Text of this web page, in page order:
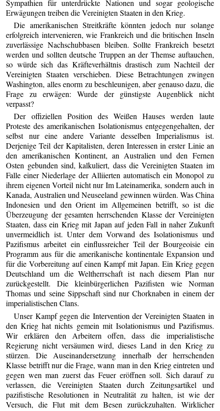
Sympathien für unterdrückte Nationen und sogar geologische
Erwägungen treiben die Vereinigten Staaten in den Krieg.
Die amerikanischen Streitkräfte könnten jedoch nur solange
erfolgreich intervenieren, wie Frankreich und die britischen Inseln
zuverlässige Nachschubbasen bleiben. Sollte Frankreich besetzt
werden und sollten deutsche Truppen an der Themse auftauchen,
so würde sich das Kräfteverhältnis drastisch zum Nachteil der
Vereinigten Staaten verschieben. Diese Betrachtungen zwingen
Washington, alles enorm zu beschleunigen, aber genauso dazu, die
Frage zu erwägen: Wurde der günstigste Augenblick nicht
verpasst?
Der offiziellen Position des Weißen Hauses werden laute
Proteste des amerikanischen Isolationismus entgegengehalten, der
selbst nur eine andere Variante desselben Imperialismus ist.
Derjenige Teil der Kapitalisten, deren Interessen in erster Linie an
den amerikanischen Kontinent, an Australien und den Fernen
Osten gebunden sind, kalkuliert, dass die Vereinigten Staaten im
Falle einer Niederlage der Alliierten automatisch ein Monopol zu
ihrem eigenen Vorteil nicht nur Im Lateinamerika, sondern auch in
Kanada, Australien und Neuseeland gewinnen würden. Was China
Indonesien und den Orient im Allgemeinen betrifft, so ist die
Überzeugung der gesamten herrschenden Klasse der Vereinigten
Staaten, dass ein Krieg mit Japan auf jeden Fall in naher Zukunft
unvermeidlich ist. Unter dem Vorwand des Isolationismus und
Pazifismus arbeitet ein einflussreicher Teil der Bourgeoisie ein
Programm aus für die amerikanische kontinentale Expansion und
für die Vorbereitung auf einen Kampf mit Japan. Ein Krieg gegen
Deutschland um die Weltherrschaft ist nach diesem Plan nur
zurückgestellt. Die kleinbürgerlichen Pazifisten wie Norman
Thomas und seine Sippschaft sind nur Chorknaben in einem der
imperialistischen Clans.
Unser Kampf gegen die Intervention der Vereinigten Staaten in
den Krieg hat nichts gemein mit Isolationismus und Pazifismus.
Wir erklären den Arbeitern offen, dass die imperialistische
Regierung nicht versäumen wird, dieses Land in den Krieg zu
stürzen. Die Auseinandersetzung innerhalb der herrschenden
Klasse betrifft nur die Frage, wann man in den Krieg eintreten und
gegen wen man zuerst das Feuer eröffnen soll. Sich darauf zu
verlassen, die Vereinigten Staaten durch Zeitungsartikel und
pazifistische Resolutionen in Neutralität zu halten, ist wie der
Versuch, die Flut mit dem Besen zurückzuhalten. Wirklicher